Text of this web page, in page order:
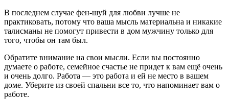
В последнем случае фен-шуй для любви лучше не
практиковать, потому что ваша мысль материальна и никакие
талисманы не помогут привести в дом мужчину только для
того, чтобы он там был.
Обратите внимание на свои мысли. Если вы постоянно
думаете о работе, семейное счастье не придет к вам ещё очень
и очень долго. Работа — это работа и ей не место в вашем
доме. Уберите из своей спальни все то, что напоминает вам о
работе.